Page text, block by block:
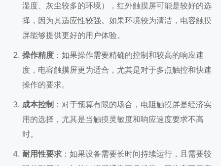
湿度、灰尘较多的环境），红外触摸屏可能是较好的选
择，因为其适应性较强。如果环境较为清洁，电容触摸
屏能够提供更好的用户体验。
操作精度 ：如果操作需要精确的控制和较高的响应速
度，电容触摸屏更为适合，尤其是对于多点触控和快速
操作的要求。
成本控制 ：对于预算有限的场合，电阻触摸屏是经济实
用的选择，尤其是当触摸灵敏度和响应速度要求不高
时。
耐用性要求 ：如果设备需要长时间持续运行，且需要较